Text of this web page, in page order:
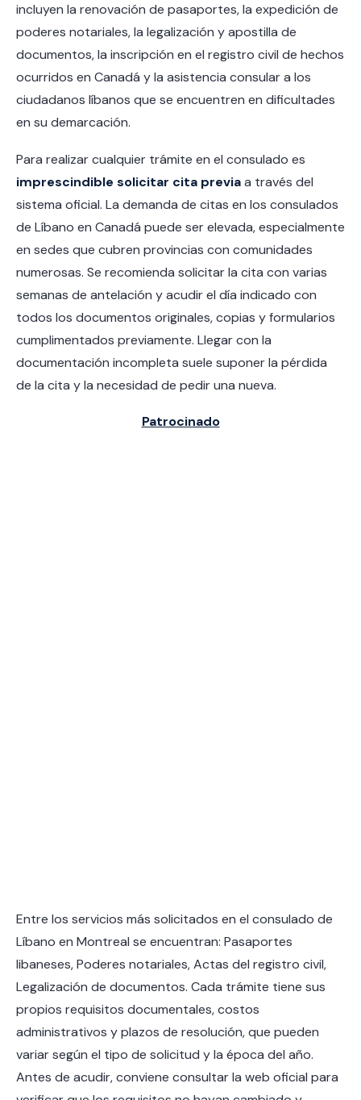
incluyen la renovación de pasaportes, la expedición de
poderes notariales, la legalización y apostilla de
documentos, la inscripción en el registro civil de hechos
ocurridos en Canadá y la asistencia consular a los
ciudadanos líbanos que se encuentren en dificultades
en su demarcación.
Para realizar cualquier trámite en el consulado es
imprescindible solicitar cita previaa través del
sistema oficial. La demanda de citas en los consulados
de Líbano en Canadá puede ser elevada, especialmente
en sedes que cubren provincias con comunidades
numerosas. Se recomienda solicitar la cita con varias
semanas de antelación y acudir el día indicado con
todos los documentos originales, copias y formularios
cumplimentados previamente. Llegar con la
documentación incompleta suele suponer la pérdida
de la cita y la necesidad de pedir una nueva.
Entre los servicios más solicitados en el consulado de
Líbano en Montreal se encuentran: Pasaportes
libaneses, Poderes notariales, Actas del registro civil,
Legalización de documentos. Cada trámite tiene sus
propios requisitos documentales, costos
administrativos y plazos de resolución, que pueden
variar según el tipo de solicitud y la época del año.
Antes de acudir, conviene consultar la web oficial para